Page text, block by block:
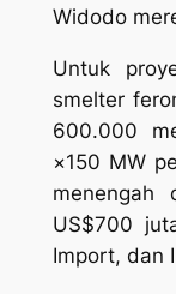
Widodo
Untuk
smelter
600.000
×150 MW
menengah
US$700
Import, dan